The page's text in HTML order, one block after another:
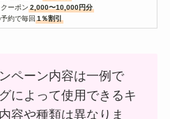
ーポン2,000〜10,000円分
約で毎回1％割引
ペーン内容は一例で
によって使用できるキ
容や種類は異なりま